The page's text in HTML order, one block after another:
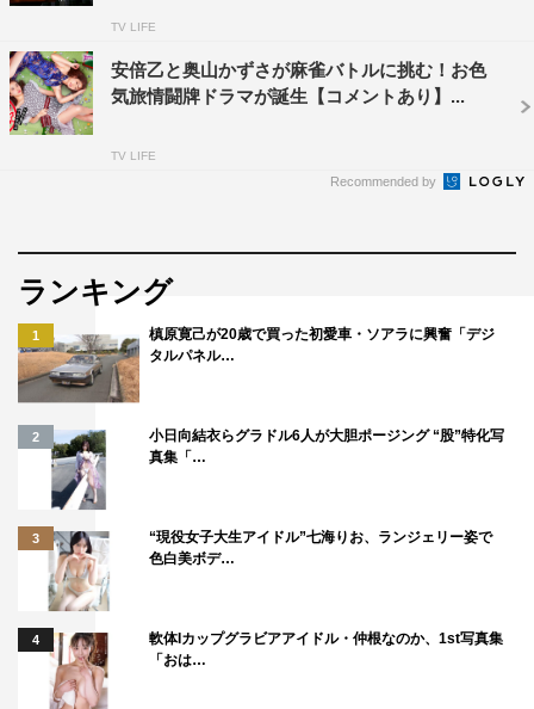
昔とは随分イメージが違います。この映画を観て、麻雀の
テクニックや楽しさをもっと沢山の人に知って貰い、世界
的に麻雀ブームになって欲しいです。私が演じる麻雀界の
最高顧問万利休も、ユニークなキャラクターで、NON
STYLEの石田君が演じる爆岡との絡みも緊張感のある面
白いシーンになっています。是非、多くの人に観て頂き麻
＜富澤昭文監督 コメント＞
安心や安定、備えやリスク回避という言葉が飛び交う現代
で、「攻め」の生き方を貫く男と「守り」の生き方を貫く
男。真逆の信条を持つ二人の人物を中心にしてこの映画は
進みます。人生の困難に直面した時、言い訳や逃げ道を残
し格好をつけてその場を立ち去るのか、退路を断ち無様で
も必死にそれに立ち向かうのか。生き方や人生観が出るの
が麻雀だと思います。生きていく上での理想と現実、さら
には現代社会を、小さな麻雀卓の上で描くことが出来たな
ら面白い映画になるのではないか。そんな思いを胸に恐れ
多くもこの名作漫画の映画化に取り組んでいます。
『ノーマーク爆牌党』
2018年秋公開
TV LIFE
安倍乙と奥山かずさが麻雀バトルに挑む！お色
気旅情闘牌ドラマが誕生【コメントあり】...
TV LIFE
Recommended by
ランキング
1
槙原寛己が20歳で買った初愛車・ソアラに興奮「デジ
タルパネル…
2
小日向結衣らグラドル6人が大胆ポージング “股”特化写
真集「…
3
“現役女子大生アイドル”七海りお、ランジェリー姿で
色白美ボデ…
4
軟体Iカップグラビアアイドル・仲根なのか、1st写真集
「おは…